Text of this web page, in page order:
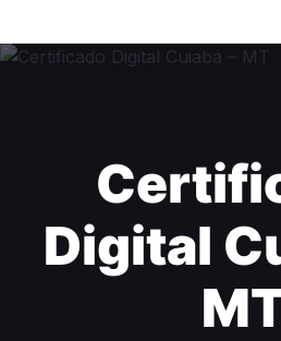
Digital